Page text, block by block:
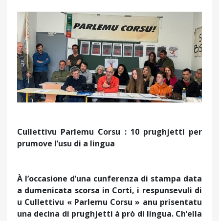
Cullettivu Parlemu Corsu : 10 prughjetti per
prumove l’usu di a lingua
À l’occasione d’una cunferenza di stampa data
a dumenicata scorsa in Corti, i respunsevuli di
u Cullettivu « Parlemu Corsu » anu prisentatu
una decina di prughjetti à prò di lingua. Ch’ella